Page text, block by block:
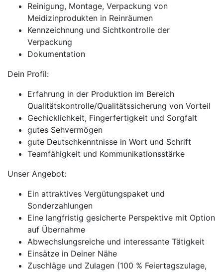
Reinigung, Montage, Verpackung von
Meidizinprodukten in Reinräumen
Kennzeichnung und Sichtkontrolle der
Verpackung
Dokumentation
Dein Profil:
Erfahrung in der Produktion im Bereich
Qualitätskontrolle/Qualitätssicherung von Vorteil
Gechicklichkeit, Fingerfertigkeit und Sorgfalt
gutes Sehvermögen
gute Deutschkenntnisse in Wort und Schrift
Teamfähigkeit und Kommunikationsstärke
Unser Angebot:
​​​​Ein attraktives Vergütungspaket und
Sonderzahlungen
Eine langfristig gesicherte Perspektive mit Option
auf Übernahme
Abwechslungsreiche und interessante Tätigkeit
Einsätze in Deiner Nähe
Zuschläge und Zulagen (100 % Feiertagszulage,